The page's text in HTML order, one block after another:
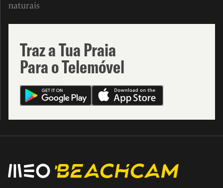
naturais
Traz a Tua Praia
Para o Telemóvel